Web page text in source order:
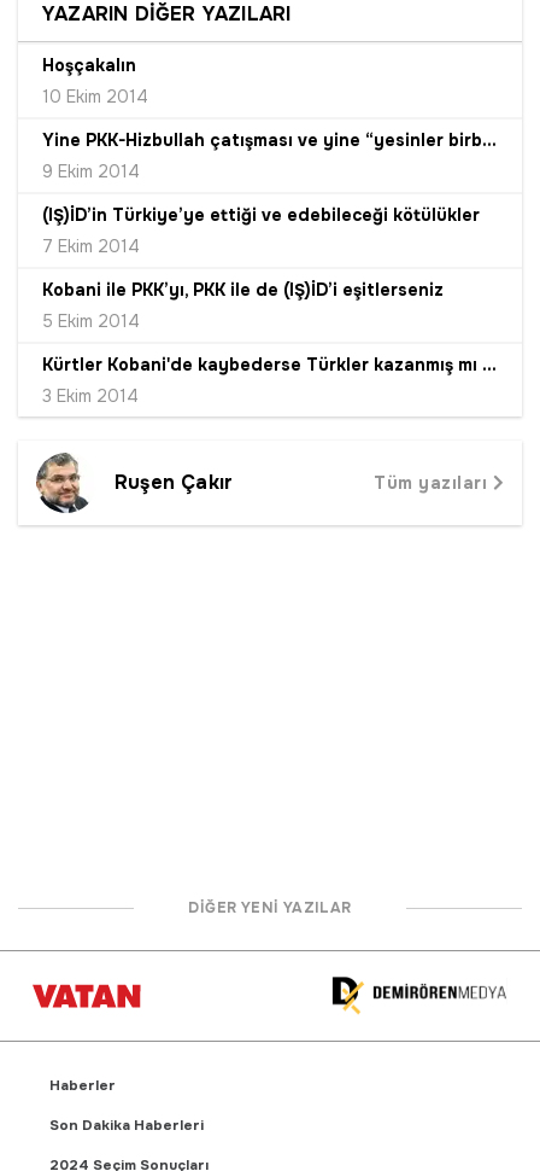
YAZARIN DİĞER YAZILARI
Hoşçakalın
10 Ekim 2014
Yine PKK-Hizbullah çatışması ve yine “yesinler birbirlerini” aymazlığı
9 Ekim 2014
(IŞ)İD’in Türkiye’ye ettiği ve edebileceği kötülükler
7 Ekim 2014
Kobani ile PKK’yı, PKK ile de (IŞ)İD’i eşitlerseniz
5 Ekim 2014
Kürtler Kobani'de kaybederse Türkler kazanmış mı sayılacak?
3 Ekim 2014
Ruşen Çakır Tüm yazıları
DİĞER YENİ YAZILAR
Haberler
Son Dakika Haberleri
2024 Seçim Sonuçları